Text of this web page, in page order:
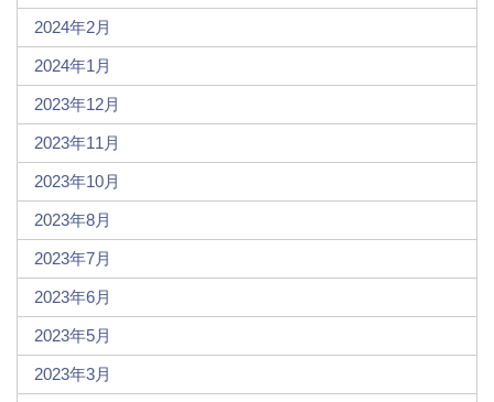
2024年2月
2024年1月
2023年12月
2023年11月
2023年10月
2023年8月
2023年7月
2023年6月
2023年5月
2023年3月